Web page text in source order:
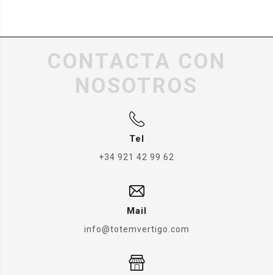
CONTACTA CON
NOSOTROS
Tel
+34 921 42 99 62
Mail
info@totemvertigo.com